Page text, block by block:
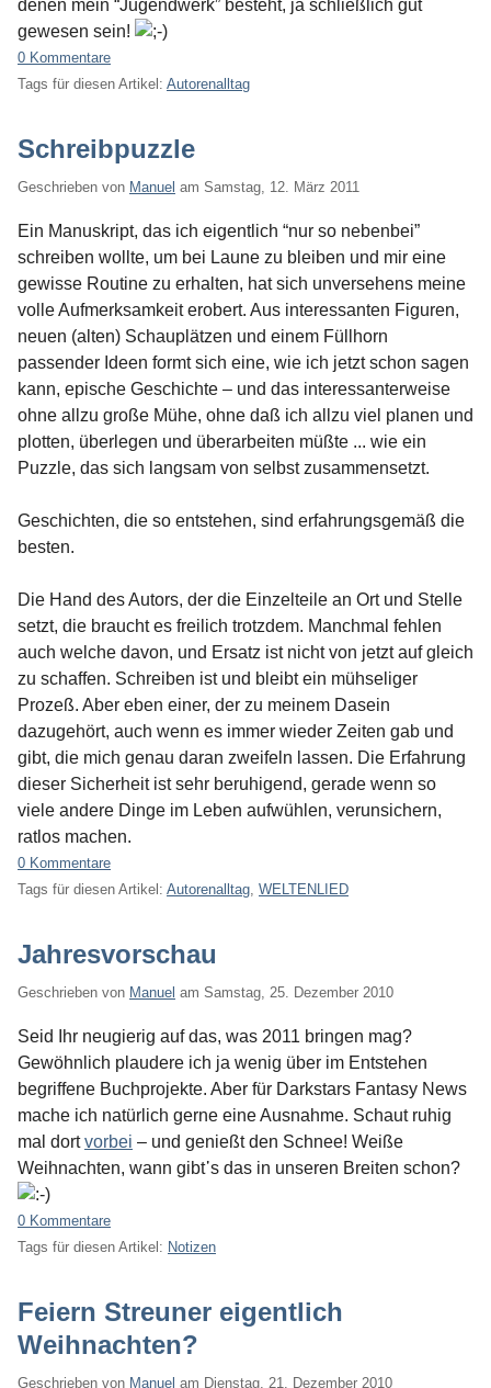
denen mein “Jugendwerk” besteht, ja schließlich gut
gewesen sein!
0 Kommentare
Tags für diesen Artikel: Autorenalltag
Schreibpuzzle
Geschrieben von Manuel am Samstag, 12. März 2011
Ein Manuskript, das ich eigentlich “nur so nebenbei”
schreiben wollte, um bei Laune zu bleiben und mir eine
gewisse Routine zu erhalten, hat sich unversehens meine
volle Aufmerksamkeit erobert. Aus interessanten Figuren,
neuen (alten) Schauplätzen und einem Füllhorn
passender Ideen formt sich eine, wie ich jetzt schon sagen
kann, epische Geschichte – und das interessanterweise
ohne allzu große Mühe, ohne daß ich allzu viel planen und
plotten, überlegen und überarbeiten müßte ... wie ein
Puzzle, das sich langsam von selbst zusammensetzt.
Geschichten, die so entstehen, sind erfahrungsgemäß die
besten.
Die Hand des Autors, der die Einzelteile an Ort und Stelle
setzt, die braucht es freilich trotzdem. Manchmal fehlen
auch welche davon, und Ersatz ist nicht von jetzt auf gleich
zu schaffen. Schreiben ist und bleibt ein mühseliger
Prozeß. Aber eben einer, der zu meinem Dasein
dazugehört, auch wenn es immer wieder Zeiten gab und
gibt, die mich genau daran zweifeln lassen. Die Erfahrung
dieser Sicherheit ist sehr beruhigend, gerade wenn so
viele andere Dinge im Leben aufwühlen, verunsichern,
ratlos machen.
0 Kommentare
Tags für diesen Artikel: Autorenalltag, WELTENLIED
Jahresvorschau
Geschrieben von Manuel am Samstag, 25. Dezember 2010
Seid Ihr neugierig auf das, was 2011 bringen mag?
Gewöhnlich plaudere ich ja wenig über im Entstehen
begriffene Buchprojekte. Aber für Darkstars Fantasy News
mache ich natürlich gerne eine Ausnahme. Schaut ruhig
mal dortvorbei – und genießt den Schnee! Weiße
Weihnachten, wann gibt᾿s das in unseren Breiten schon?
0 Kommentare
Tags für diesen Artikel: Notizen
Feiern Streuner eigentlich
Weihnachten?
Geschrieben von Manuel am Dienstag, 21. Dezember 2010